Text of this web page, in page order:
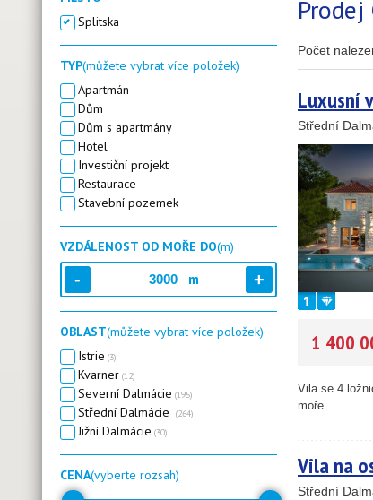
Splitska
TYP(můžete vybrat více položek)
Apartmán
Dům
Dům s apartmány
Hotel
Investiční projekt
Restaurace
Stavební pozemek
VZDÁLENOST OD MOŘE DO(m)
m
OBLAST(můžete vybrat více položek)
Istrie (3)
Kvarner (12)
Severní Dalmácie (195)
Střední Dalmácie (264)
Jižní Dalmácie (30)
CENA(vyberte rozsah)
Počet
Luxusní
Střední
1 400
Vila se 4
moře...
Vila na
Střední